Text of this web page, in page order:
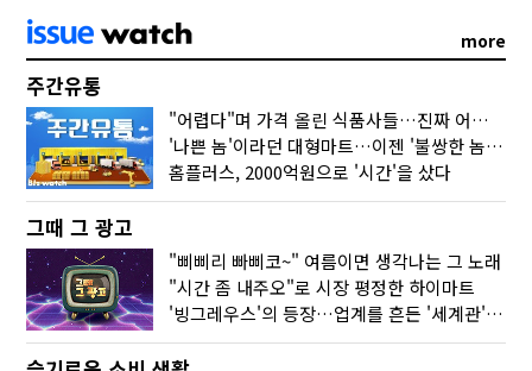
more
주간유통
"어렵다"며 가격 올린 식품사들…진짜 어려운 거 맞아?
'나쁜 놈'이라던 대형마트…이젠 '불쌍한 놈' 됐다
홈플러스, 2000억원으로 '시간'을 샀다
그때 그 광고
"삐삐리 빠삐코~" 여름이면 생각나는 그 노래
"시간 좀 내주오"로 시장 평정한 하이마트
'빙그레우스'의 등장…업계를 흔든 '세계관' 마케팅